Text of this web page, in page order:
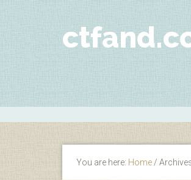
You are here: Home /